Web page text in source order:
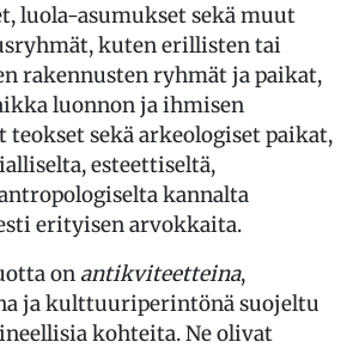
luola-asumukset sekä muut
kuten erillisten tai
rakennusten ryhmät ja paikat,
luonnon ja ihmisen
sekä arkeologiset paikat,
esteettiseltä,
kannalta
erityisen arvokkaita.
on antikviteetteina,
ja kulttuuriperintönä suojeltu
kohteita. Ne olivat